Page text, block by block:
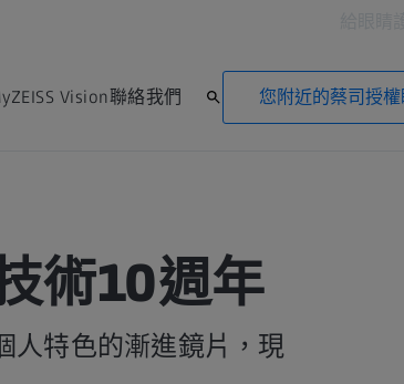
Vision聯絡我們 您附近的蔡司授
術10週年
人特色的漸進鏡片，現